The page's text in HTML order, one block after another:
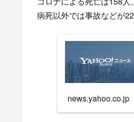
コロナによる死亡は158人
病死以外では事故などが
news.yahoo.co.jp